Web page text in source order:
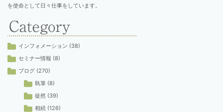
を使命として日々仕事をしています。
インフォメーション (38)
セミナー情報 (8)
ブログ (270)
執筆 (8)
徒然 (39)
相続 (126)